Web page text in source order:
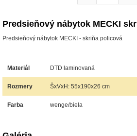
Predsieňový nábytok MECKI
Predsieňový nábytok MECKI - skriňa policová
Materiál DTD laminovaná
Rozmery ŠxVxH: 55x190x26 cm
Farba wenge/biela